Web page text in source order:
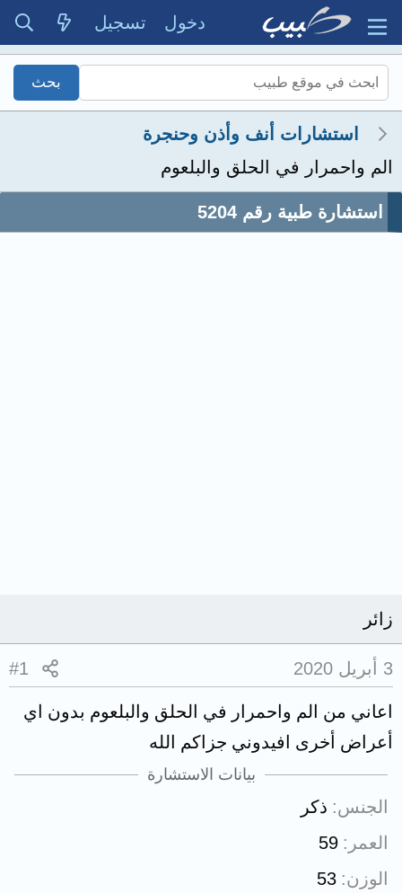
دخول تسجيل
استشارات أنف وأذن وحنجرة
الم واحمرار في الحلق والبلعوم
استشارة طبية رقم 5204
زائر
3 أبريل 2020 #1
اعاني من الم واحمرار في الحلق والبلعوم بدون اي
أعراض أخرى افيدوني جزاكم الله
بيانات الاستشارة
الجنس ذكر
العمر
59
الوزن 53